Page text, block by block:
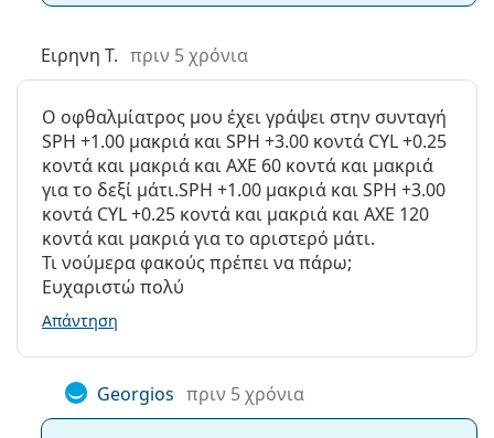
Μπορείτε να κάνετε ντους μαζί με τους φακούς
Φακοί επαφής υδρογέλης έναντι φακών σιλικόνης
υδρογέλης
Με αυτό το προϊόν συνήθως αγοράζουν καιSolunate
Eye Drops 15 ml.
Είναι ιατρικό προϊόν. Διαβάστε τις οδηγίες πριν από
τη χρήση.
Ειρηνη Τ. πριν 5 χρόνια
Ο οφθαλμίατρος μου έχει γράψει στην συνταγή
SPH +1.00 μακριά και SPH +3.00 κοντά CYL +0.25
κοντά και μακριά και AXE 60 κοντά και μακριά
για το δεξί μάτι.SPH +1.00 μακριά και SPH +3.00
κοντά CYL +0.25 κοντά και μακριά και AXE 120
κοντά και μακριά για το αριστερό μάτι.
Τι νούμερα φακούς πρέπει να πάρω;
Ευχαριστώ πολύ
Απάντηση
Georgios πριν 5 χρόνια